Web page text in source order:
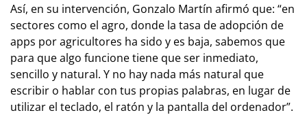
Así, en su intervención, Gonzalo Martín afirmó que: “en
sectores como el agro, donde la tasa de adopción de
apps por agricultores ha sido y es baja, sabemos que
para que algo funcione tiene que ser inmediato,
sencillo y natural. Y no hay nada más natural que
escribir o hablar con tus propias palabras, en lugar de
utilizar el teclado, el ratón y la pantalla del ordenador”.